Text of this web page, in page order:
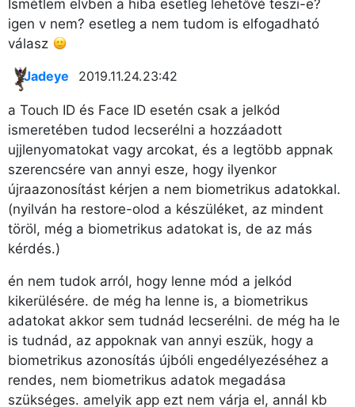
Ismétlem elvben a hiba esetleg lehetővé teszi-e?
igen v nem? esetleg a nem tudom is elfogadható
válasz
Jadeye 2019.11.24. 23:42
a Touch ID és Face ID esetén csak a jelkód
ismeretében tudod lecserélni a hozzáadott
ujjlenyomatokat vagy arcokat, és a legtöbb appnak
szerencsére van annyi esze, hogy ilyenkor
újraazonosítást kérjen a nem biometrikus adatokkal.
(nyilván ha restore-olod a készüléket, az mindent
töröl, még a biometrikus adatokat is, de az más
kérdés.)
én nem tudok arról, hogy lenne mód a jelkód
kikerülésére. de még ha lenne is, a biometrikus
adatokat akkor sem tudnád lecserélni. de még ha le
is tudnád, az appoknak van annyi eszük, hogy a
biometrikus azonosítás újbóli engedélyezéséhez a
rendes, nem biometrikus adatok megadása
szükséges. amelyik app ezt nem várja el, annál kb